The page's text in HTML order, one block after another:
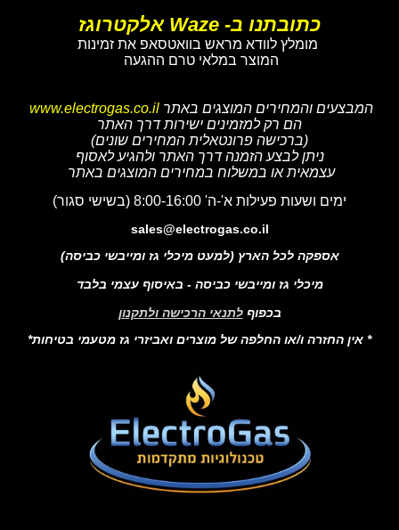
כתובתנו ב- Waze אלקטרוגז
מומלץ לוודא מראש בוואטסאפ את זמינות
המוצר במלאי טרם ההגעה
המבצעים והמחירים המוצגים באתר www.electrogas.co.il
הם רק למזמינים ישירות דרך האתר
(ברכישה פרונטאלית המחירים שונים)
ניתן לבצע הזמנה דרך האתר ולהגיע לאסוף
עצמאית או במשלוח במחירים המוצגים באתר
ימים ושעות פעילות א'-ה' 8:00-16:00 (בשישי סגור)
sales@electrogas.co.il
אספקה לכל הארץ (למעט מיכלי גז ומייבשי כביסה)
מיכלי גז ומייבשי כביסה - באיסוף עצמי בלבד
בכפוף לתנאי הרכישה ולתקנון
* אין החזרה ו/או החלפה של מוצרים ואביזרי גז מטעמי בטיחות*